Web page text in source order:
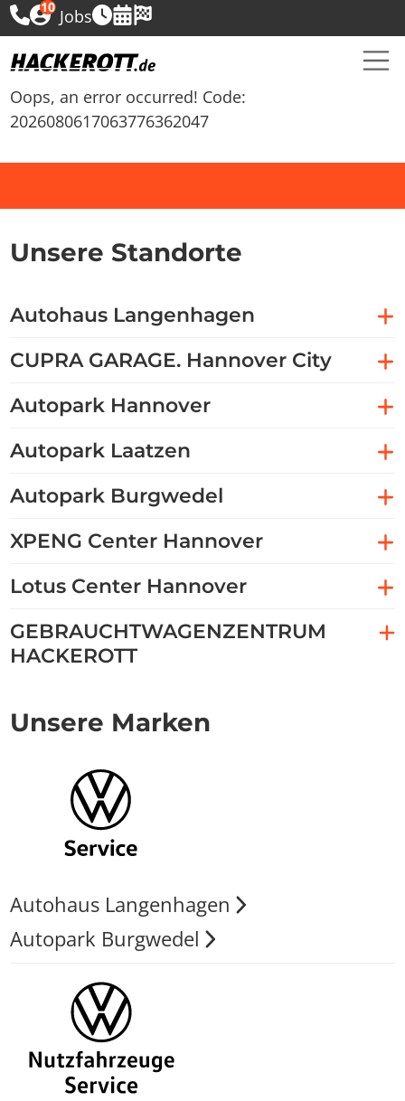
10 Jobs
Oops, an error occurred! Code:
2026080617063776362047
Unsere Standorte
Autohaus Langenhagen
CUPRA GARAGE. Hannover City
Autopark Hannover
Autopark Laatzen
Autopark Burgwedel
XPENG Center Hannover
Lotus Center Hannover
GEBRAUCHTWAGENZENTRUM
HACKEROTT
Unsere Marken
Autohaus Langenhagen
Autopark Burgwedel